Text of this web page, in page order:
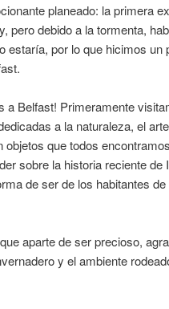
planeado: la primera
pero debido a la tormenta,
estaría, por lo que hicimos un
a Belfast! Primeramente
a la naturaleza, el
objetos que todos
sobre la historia reciente de
de ser de los habitantes
aparte de ser precioso,
y el ambiente